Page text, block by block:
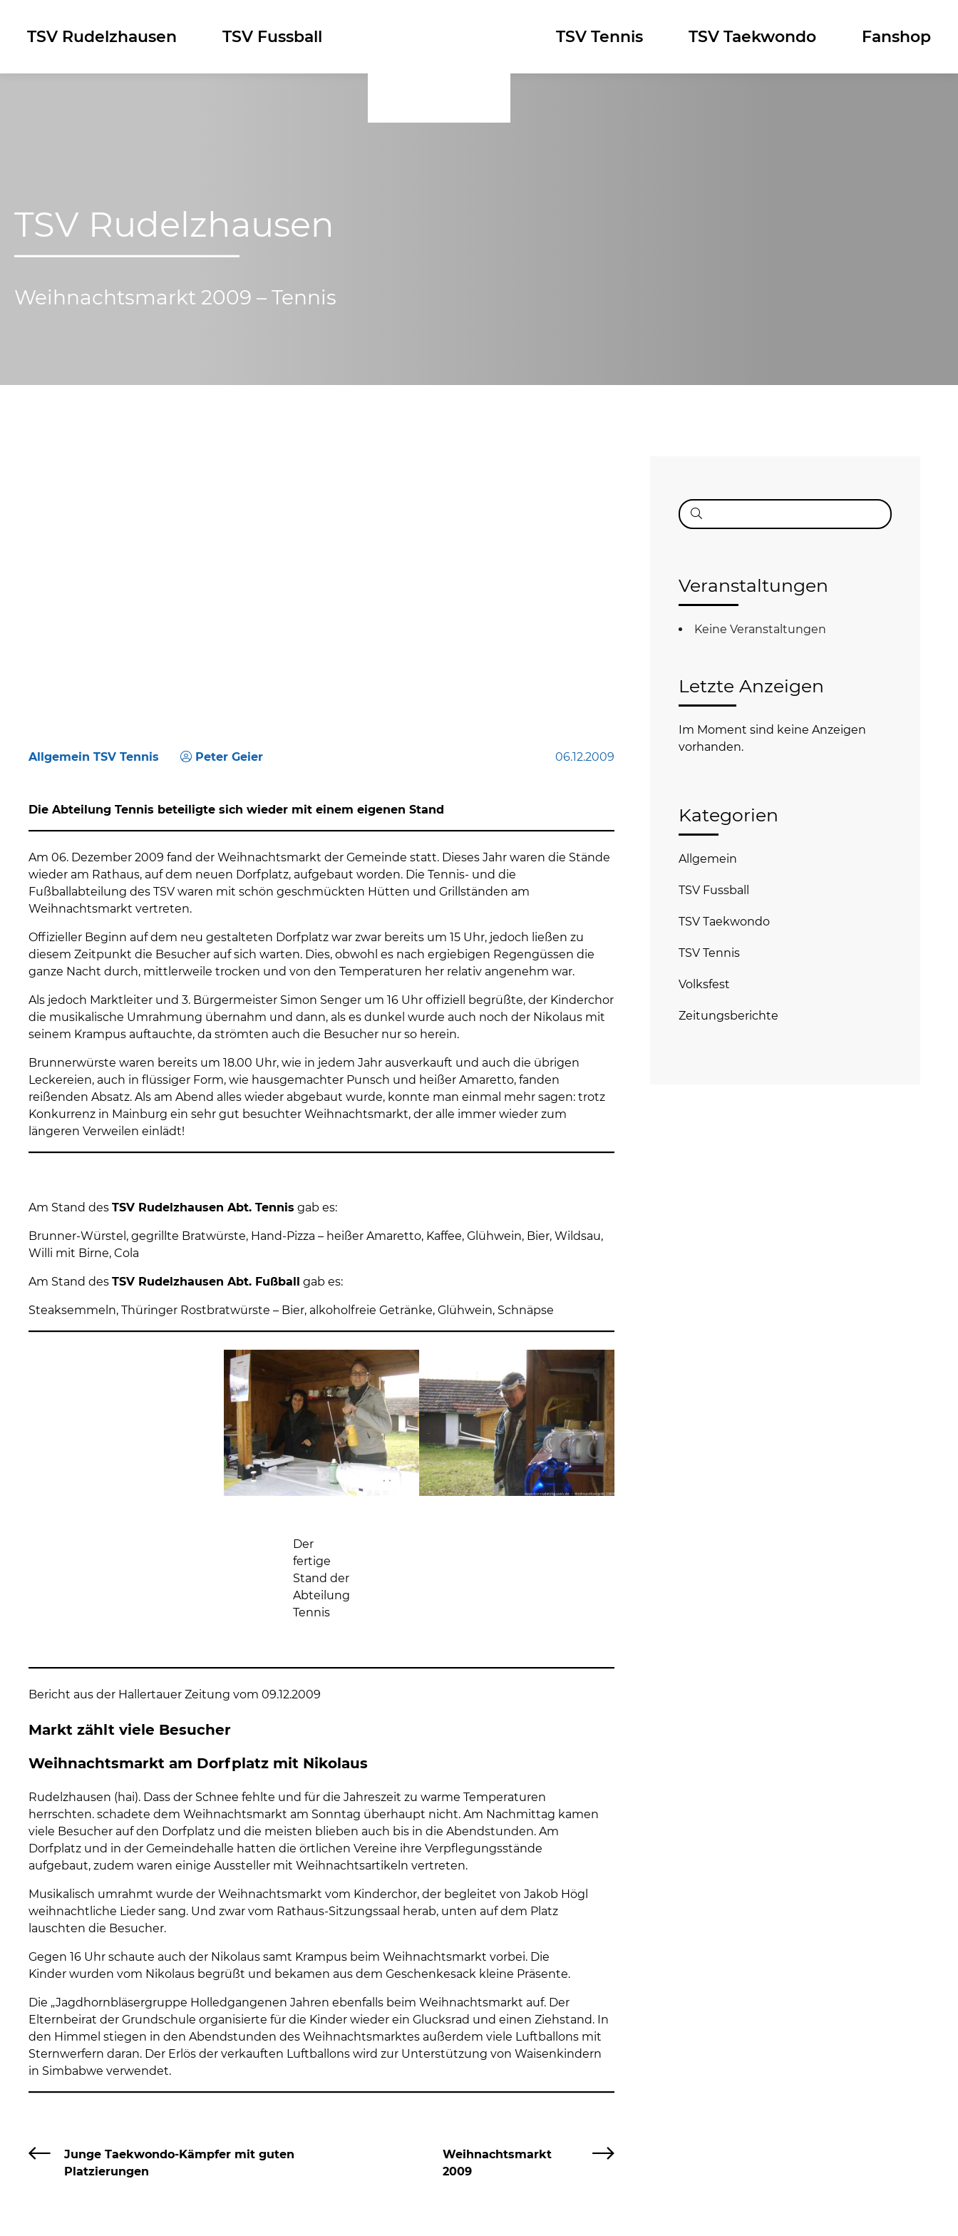
contentTSV Rudelzhausen TSV Fussball TSV Tennis TSV Taekwondo Fanshop
TSV Rudelzhausen
Weihnachtsmarkt 2009 – Tennis
Allgemein TSV Tennis Peter Geier 06.12.2009
Die Abteilung Tennis beteiligte sich wieder mit einem eigenen Stand
Am 06. Dezember 2009 fand der Weihnachtsmarkt der Gemeinde statt. Dieses Jahr waren die Stände
wieder am Rathaus, auf dem neuen Dorfplatz, aufgebaut worden. Die Tennis- und die
Fußballabteilung des TSV waren mit schön geschmückten Hütten und Grillständen am
Weihnachtsmarkt vertreten.
Offizieller Beginn auf dem neu gestalteten Dorfplatz war zwar bereits um 15 Uhr, jedoch ließen zu
diesem Zeitpunkt die Besucher auf sich warten. Dies, obwohl es nach ergiebigen Regengüssen die
ganze Nacht durch, mittlerweile trocken und von den Temperaturen her relativ angenehm war.
Als jedoch Marktleiter und 3. Bürgermeister Simon Senger um 16 Uhr offiziell begrüßte, der Kinderchor
die musikalische Umrahmung übernahm und dann, als es dunkel wurde auch noch der Nikolaus mit
seinem Krampus auftauchte, da strömten auch die Besucher nur so herein.
Brunnerwürste waren bereits um 18.00 Uhr, wie in jedem Jahr ausverkauft und auch die übrigen
Leckereien, auch in flüssiger Form, wie hausgemachter Punsch und heißer Amaretto, fanden
reißenden Absatz. Als am Abend alles wieder abgebaut wurde, konnte man einmal mehr sagen: trotz
Konkurrenz in Mainburg ein sehr gut besuchter Weihnachtsmarkt, der alle immer wieder zum
längeren Verweilen einlädt!
Am Stand des TSV Rudelzhausen Abt. Tennis gab es:
Brunner-Würstel, gegrillte Bratwürste, Hand-Pizza – heißer Amaretto, Kaffee, Glühwein, Bier, Wildsau,
Willi mit Birne, Cola
Am Stand des TSV Rudelzhausen Abt. Fußball gab es:
Steaksemmeln, Thüringer Rostbratwürste – Bier, alkoholfreie Getränke, Glühwein, Schnäpse
Der
fertige
Stand der
Abteilung
Tennis
Bericht aus der Hallertauer Zeitung vom 09.12.2009
Markt zählt viele Besucher
Weihnachtsmarkt am Dorfplatz mit Nikolaus
Rudelzhausen (hai). Dass der Schnee fehlte und für die Jahreszeit zu warme Temperaturen
herrschten. schadete dem Weihnachtsmarkt am Sonntag überhaupt nicht. Am Nachmittag kamen
viele Besucher auf den Dorfplatz und die meisten blieben auch bis in die Abendstunden. Am
Dorfplatz und in der Gemeindehalle hatten die örtlichen Vereine ihre Verpflegungsstände
aufgebaut, zudem waren einige Aussteller mit Weihnachtsartikeln vertreten.
Musikalisch umrahmt wurde der Weihnachtsmarkt vom Kinderchor, der begleitet von Jakob Högl
weihnachtliche Lieder sang. Und zwar vom Rathaus-Sitzungssaal herab, unten auf dem Platz
lauschten die Besucher.
Gegen 16 Uhr schaute auch der Nikolaus samt Krampus beim Weihnachtsmarkt vorbei. Die
Kinder wurden vom Nikolaus begrüßt und bekamen aus dem Geschenkesack kleine Präsente.
Die „Jagdhornbläsergruppe Holledgangenen Jahren ebenfalls beim Weihnachtsmarkt auf. Der
Elternbeirat der Grundschule organisierte für die Kinder wieder ein Glucksrad und einen Ziehstand. In
den Himmel stiegen in den Abendstunden des Weihnachtsmarktes außerdem viele Luftballons mit
Sternwerfern daran. Der Erlös der verkauften Luftballons wird zur Unterstützung von Waisenkindern
in Simbabwe verwendet.
Junge Taekwondo-Kämpfer mit guten
Platzierungen
Weihnachtsmarkt
2009
Suche
nach:
Veranstaltungen
Keine Veranstaltungen
Letzte Anzeigen
Im Moment sind keine Anzeigen
vorhanden.
Kategorien
Allgemein
TSV Fussball
TSV Taekwondo
TSV Tennis
Volksfest
Zeitungsberichte